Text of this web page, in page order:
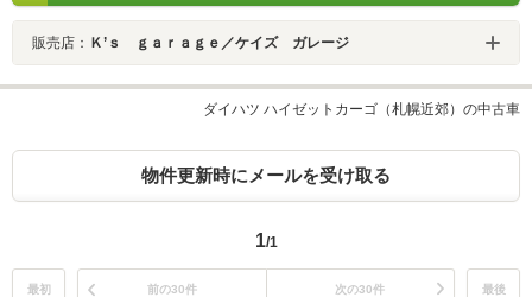
販売店： Ｋ’ｓ ｇａｒａｇｅ／ケイズ ガレージ
ダイハツ ハイゼットカーゴ（札幌近郊）の中古車
物件更新時にメールを受け取る
1/1
最初 前の30件 次の30件 最後